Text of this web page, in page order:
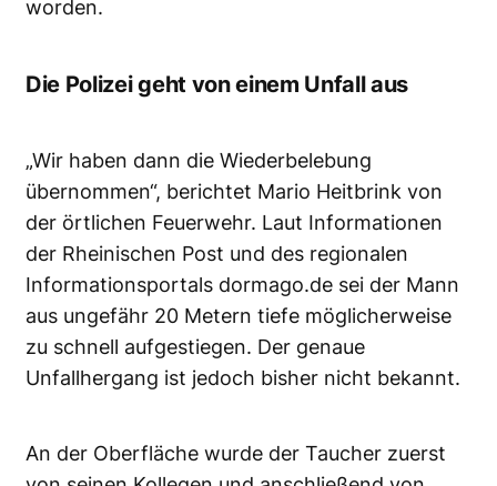
worden.
Die Polizei geht von einem Unfall aus
„Wir haben dann die Wiederbelebung
übernommen“, berichtet Mario Heitbrink von
der örtlichen Feuerwehr. Laut Informationen
der Rheinischen Post und des regionalen
Informationsportals dormago.de sei der Mann
aus ungefähr 20 Metern tiefe möglicherweise
zu schnell aufgestiegen. Der genaue
Unfallhergang ist jedoch bisher nicht bekannt.
An der Oberfläche wurde der Taucher zuerst